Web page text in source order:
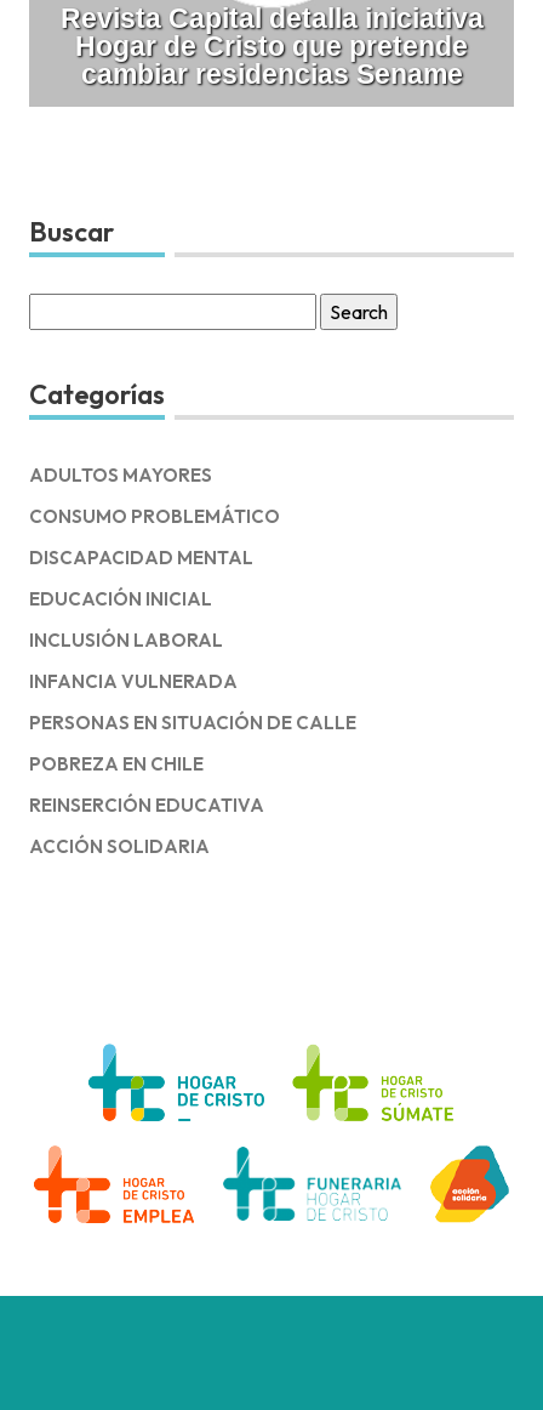
Revista Capital detalla iniciativa
Hogar de Cristo que pretende
cambiar residencias Sename
Buscar
for:
Categorías
ADULTOS MAYORES
CONSUMO PROBLEMÁTICO
DISCAPACIDAD MENTAL
EDUCACIÓN INICIAL
INCLUSIÓN LABORAL
INFANCIA VULNERADA
PERSONAS EN SITUACIÓN DE CALLE
POBREZA EN CHILE
REINSERCIÓN EDUCATIVA
ACCIÓN SOLIDARIA